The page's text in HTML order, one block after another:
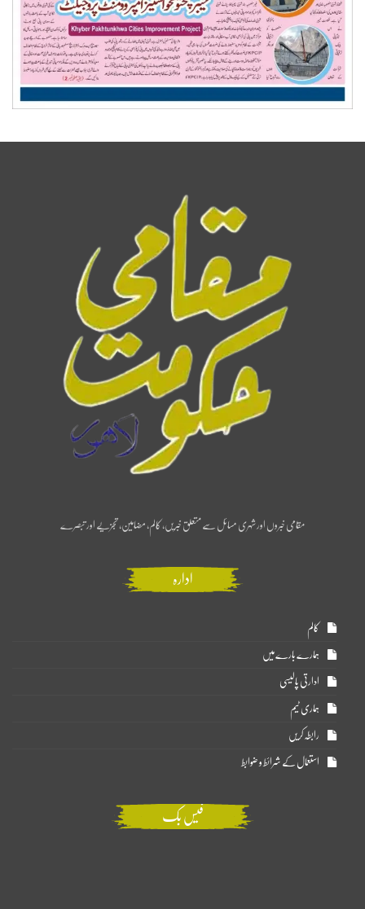
مقامی خبروں اور شہری مسائل سے متعلق خبریں، کالم، مضامین، تجزیے اور تبصرے
ادارہ
کالم
ہمارے بارے میں
ادارتی پالیسی
ہماری ٹیم
رابطہ کریں
استعمال کے شرائط و ضوابط
فیس بک